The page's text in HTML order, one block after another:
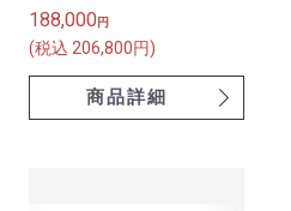
製 基板 αZXL音声メー
ルセット（ZXL-VMSET-
(1)【中古】）
188,000 円
(税込 206,800円)
商品詳細